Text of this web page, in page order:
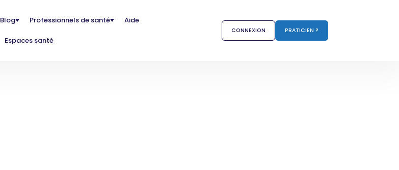
Blog Professionnels de santé Aide
Espaces santé
CONNEXION PRATICIEN ?